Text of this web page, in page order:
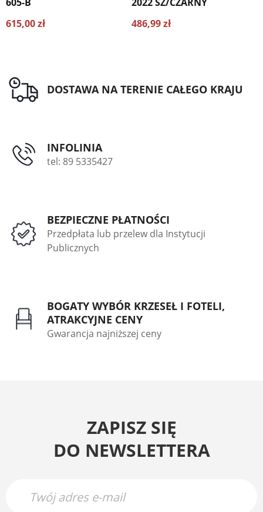
615,00 zł
486,99 zł
DOSTAWA NA TERENIE CAŁEGO KRAJU
INFOLINIA
tel: 89 5335427
BEZPIECZNE PŁATNOŚCI
Przedpłata lub przelew dla Instytucji
Publicznych
BOGATY WYBÓR KRZESEŁ I FOTELI,
ATRAKCYJNE CENY
Gwarancja najniższej ceny
ZAPISZ SIĘ
DO NEWSLETTERA